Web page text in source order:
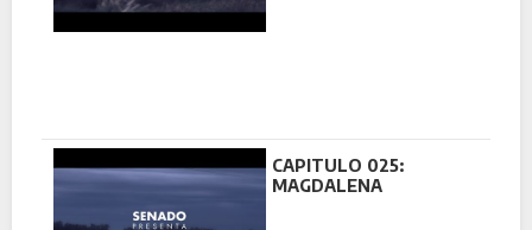
CAPITULO 025:
MAGDALENA